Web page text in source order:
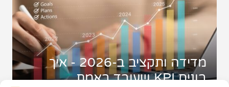
קייס סטאדי
תיק עבודות
צור קשר
מדידה ותקציב ב-2026 - איך
בונים KPI שעובד באמת